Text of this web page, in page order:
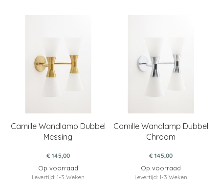
Camille Wandlamp Dubbel
Messing
€ 145,00
Op voorraad
Levertijd: 1-3 Weken
Camille Wandlamp Dubbel
Chroom
€ 145,00
Op voorraad
Levertijd: 1-3 Weken